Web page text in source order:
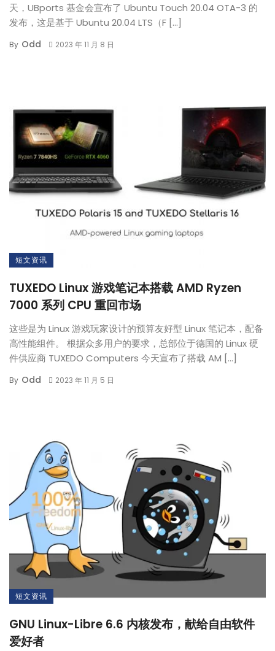
天，UBports 基金会宣布了 Ubuntu Touch 20.04 OTA-3 的
发布，这是基于 Ubuntu 20.04 LTS（F […]
By Odd 2023 年 11 月 8 日
短文资讯
TUXEDO Linux 游戏笔记本搭载 AMD Ryzen
7000 系列 CPU 重回市场
这些是为 Linux 游戏玩家设计的预算友好型 Linux 笔记本，配备
高性能组件。 根据众多用户的要求，总部位于德国的 Linux 硬
件供应商 TUXEDO Computers 今天宣布了搭载 AM […]
By Odd 2023 年 11 月 5 日
短文资讯
GNU Linux-Libre 6.6 内核发布，献给自由软件
爱好者